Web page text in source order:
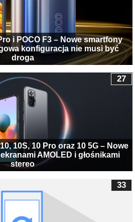
i POCO F3 – Nowe smartfony
konfiguracja nie musi być
droga
10S, 10 Pro oraz 10 5G – Nowe
AMOLED i głośnikami
stereo
27
33